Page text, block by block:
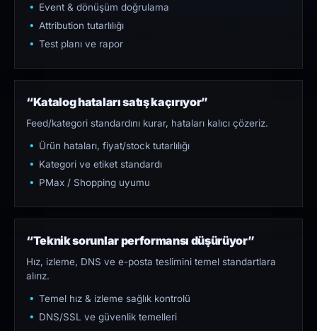
Event & dönüşüm doğrulama
Attribution tutarlılığı
Test planı ve rapor
“Katalog hataları satış kaçırıyor”
Feed/kategori standardını kurar, hataları kalıcı çözeriz.
Ürün hataları, fiyat/stock tutarlılığı
Kategori ve etiket standardı
PMax / Shopping uyumu
“Teknik sorunlar performansı düşürüyor”
Hız, izleme, DNS ve e-posta teslimini temel standartlara
alırız.
Temel hız & izleme sağlık kontrolü
DNS/SSL ve güvenlik temelleri